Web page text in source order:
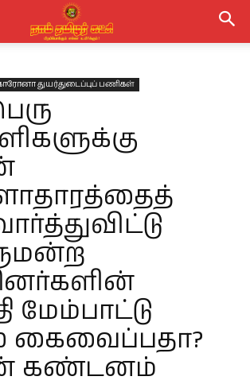
துயர்துடைப்புப் பணிகள்
மேம்பாட்டு
கைவைப்பதா?
கண்டனம்